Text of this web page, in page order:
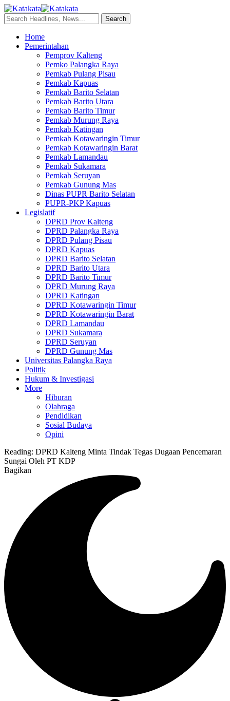
Home
Pemerintahan
Pemprov Kalteng
Pemko Palangka Raya
Pemkab Pulang Pisau
Pemkab Kapuas
Pemkab Barito Selatan
Pemkab Barito Utara
Pemkab Barito Timur
Pemkab Murung Raya
Pemkab Katingan
Pemkab Kotawaringin Timur
Pemkab Kotawaringin Barat
Pemkab Lamandau
Pemkab Sukamara
Pemkab Seruyan
Pemkab Gunung Mas
Dinas PUPR Barito Selatan
PUPR-PKP Kapuas
Legislatif
DPRD Prov Kalteng
DPRD Palangka Raya
DPRD Pulang Pisau
DPRD Kapuas
DPRD Barito Selatan
DPRD Barito Utara
DPRD Barito Timur
DPRD Murung Raya
DPRD Katingan
DPRD Kotawaringin Timur
DPRD Kotawaringin Barat
DPRD Lamandau
DPRD Sukamara
DPRD Seruyan
DPRD Gunung Mas
Universitas Palangka Raya
Politik
Hukum & Investigasi
More
Hiburan
Olahraga
Pendidikan
Sosial Budaya
Opini
Reading: DPRD Kalteng Minta Tindak Tegas Dugaan Pencemaran
Sungai Oleh PT KDP
Bagikan